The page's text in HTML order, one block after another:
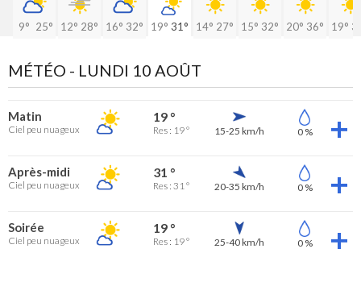
9° 25° 12° 28° 16° 32° 19° 31° 14° 27° 15° 32° 20° 36° 19°
MÉTÉO - LUNDI 10 AOÛT
Matin
Ciel peu nuageux
19 °
Res : 19 ° 15-25 km/h 0 %
Après-midi
Ciel peu nuageux
31 °
Res : 31 ° 20-35 km/h 0 %
Soirée
Ciel peu nuageux
19 °
Res : 19 ° 25-40 km/h 0 %